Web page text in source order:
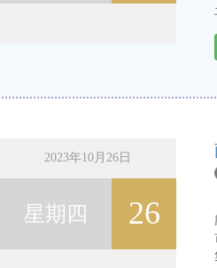
2023年10月26日
星期四 26